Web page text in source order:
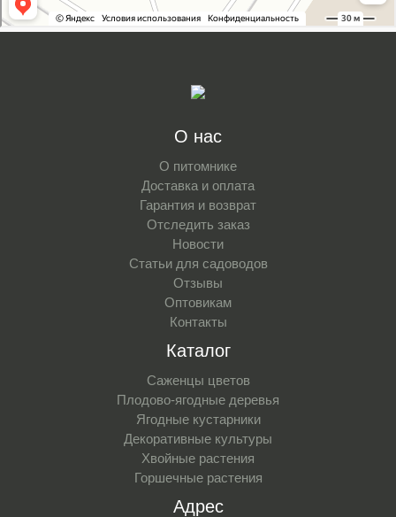
О нас
О питомнике
Доставка и оплата
Гарантия и возврат
Отследить заказ
Новости
Статьи для садоводов
Отзывы
Оптовикам
Контакты
Каталог
Саженцы цветов
Плодово-ягодные деревья
Ягодные кустарники
Декоративные культуры
Хвойные растения
Горшечные растения
Адрес